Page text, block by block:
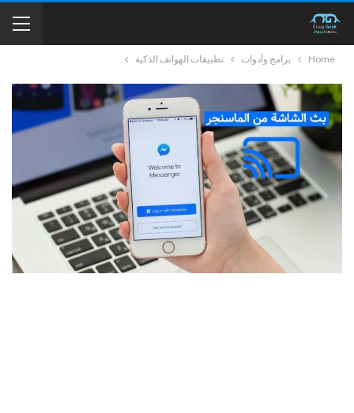
Home برامج وأدوات تطبيقات الهواتف الذكية